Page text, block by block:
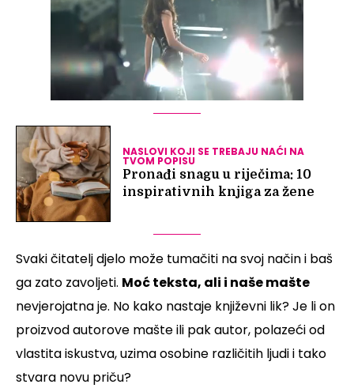
NASLOVI KOJI SE TREBAJU NAĆI NA
TVOM POPISU
Pronađi snagu u riječima: 10
inspirativnih knjiga za žene
Svaki čitatelj djelo može tumačiti na svoj način i baš
ga zato zavoljeti. Moć teksta, ali i naše mašte
nevjerojatna je. No kako nastaje književni lik? Je li on
proizvod autorove mašte ili pak autor, polazeći od
vlastita iskustva, uzima osobine različitih ljudi i tako
stvara novu priču?